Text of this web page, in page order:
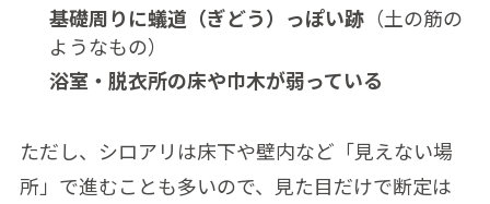
基礎周りに蟻道（ぎどう）っぽい跡（土の筋の
ようなもの）
浴室・脱衣所の床や巾木が弱っている
ただし、シロアリは床下や壁内など「見えない場
所」で進むことも多いので、見た目だけで断定は